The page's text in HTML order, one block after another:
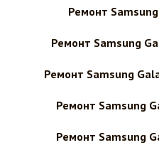
Ремонт
Ремонт Samsung
Ремонт Samsung
Ремонт Samsung
Ремонт Samsung